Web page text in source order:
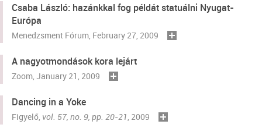
Csaba László: hazánkkal fog példát statuálni Nyugat-
Európa
Menedzsment Fórum , February 27, 2009
A nagyotmondások kora lejárt
Zoom , January 21, 2009
Dancing in a Yoke
Figyelő vol. 57, no. 9, pp. 20-21 , 2009